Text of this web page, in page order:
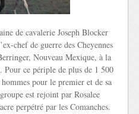
de cavalerie Joseph Blocker
chef de guerre des Cheyennes
Nouveau Mexique, à la
Pour ce périple de plus de 1 500
pour le premier et de sa
est rejoint par Rosalee
perpétré par les Comanches.